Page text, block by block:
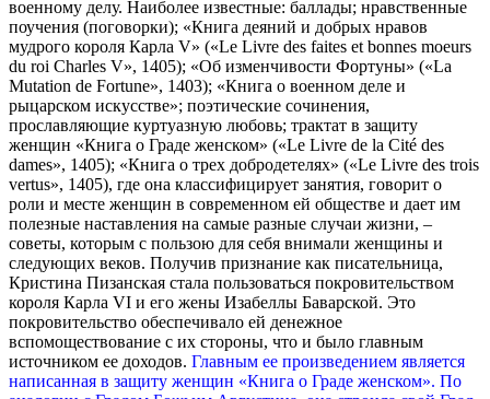
военному делу. Наиболее известные: баллады; нравственные
поучения (поговорки); «Книга деяний и добрых нравов
мудрого короля Карла V» («Le Livre des faites et bonnes moeurs
du roi Charles V», 1405); «Об изменчивости Фортуны» («La
Mutation de Fortune», 1403); «Книга о военном деле и
рыцарском искусстве»; поэтические сочинения,
прославляющие куртуазную любовь; трактат в защиту
женщин «Книга о Граде женском» («Le Livre de la Cité des
dames», 1405); «Книга о трех добродетелях» («Le Livre des trois
vertus», 1405), где она классифицирует занятия, говорит о
роли и месте женщин в современном ей обществе и дает им
полезные наставления на самые разные случаи жизни, –
советы, которым с пользою для себя внимали женщины и
следующих веков. Получив признание как писательница,
Кристина Пизанская стала пользоваться покровительством
короля Карла VI и его жены Изабеллы Баварской. Это
покровительство обеспечивало ей денежное
вспомоществование с их стороны, что и было главным
источником ее доходов. Главным ее произведением является
написанная в защиту женщин «Книга о Граде женском». По